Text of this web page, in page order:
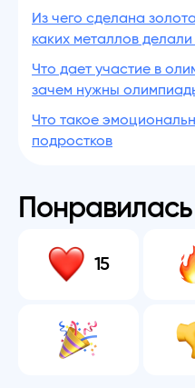
Из чего сделана
каких металлов
Что дает участие в
зачем нужны
Что такое
подростков
Понравилась
15